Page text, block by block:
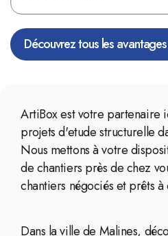
Découvrez tous les avantages
ArtiBox est votre partenaire
projets d'etude structurelle
Nous mettons à votre
de chantiers près de chez
chantiers négociés et prêts à
Dans la ville de Malines,